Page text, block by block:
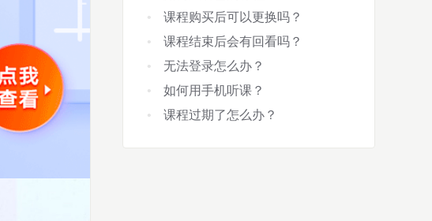
课程购买后可以更换吗？
课程结束后会有回看吗？
无法登录怎么办？
如何用手机听课？
课程过期了怎么办？